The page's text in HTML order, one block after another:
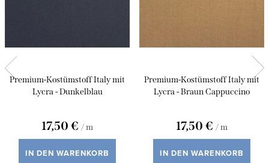
p
Premium-Kostümstoff Italy mit
Lycra - Dunkelblau
17,50 € / m
IN DEN WARENKORB
Premium-Kostümstoff Italy mit
Lycra - Braun Cappuccino
17,50 € / m
IN DEN WARENKORB